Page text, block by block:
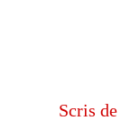
Scris de